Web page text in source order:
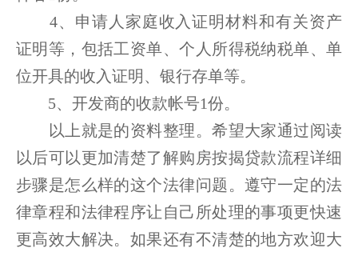
4、申请人家庭收入证明材料和有关资产
证明等，包括工资单、个人所得税纳税单、单
位开具的收入证明、银行存单等。
5、开发商的收款帐号1份。
以上就是的资料整理。希望大家通过阅读
以后可以更加清楚了解购房按揭贷款流程详细
步骤是怎么样的这个法律问题。遵守一定的法
律章程和法律程序让自己所处理的事项更快速
更高效大解决。如果还有不清楚的地方欢迎大